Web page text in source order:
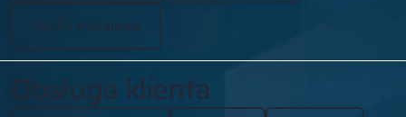
Szafki metalowe
Obsługa klienta